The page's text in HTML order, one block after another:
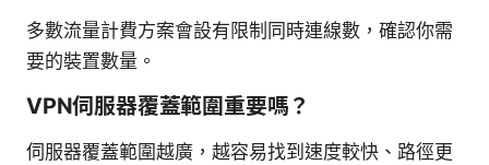
多數流量計費方案會設有限制同時連線數，確認你需
要的裝置數量。
VPN伺服器覆蓋範圍重要嗎？
伺服器覆蓋範圍越廣，越容易找到速度較快、路徑更